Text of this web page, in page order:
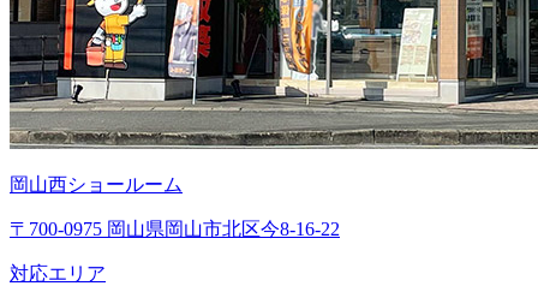
岡山西ショールーム
〒700-0975 岡山県岡山市北区今8-16-22
対応エリア